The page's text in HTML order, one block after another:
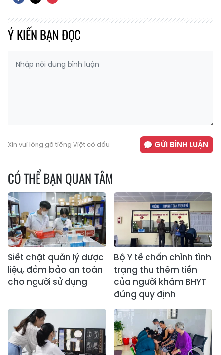
Ý KIẾN BẠN ĐỌC
Xin vui lòng gõ tiếng Việt có dấu GỬI BÌNH LUẬN
CÓ THỂ BẠN QUAN TÂM
Siết chặt quản lý dược
liệu, đảm bảo an toàn
cho người sử dụng
Bộ Y tế chấn chỉnh tình
trạng thu thêm tiền
của người khám BHYT
đúng quy định